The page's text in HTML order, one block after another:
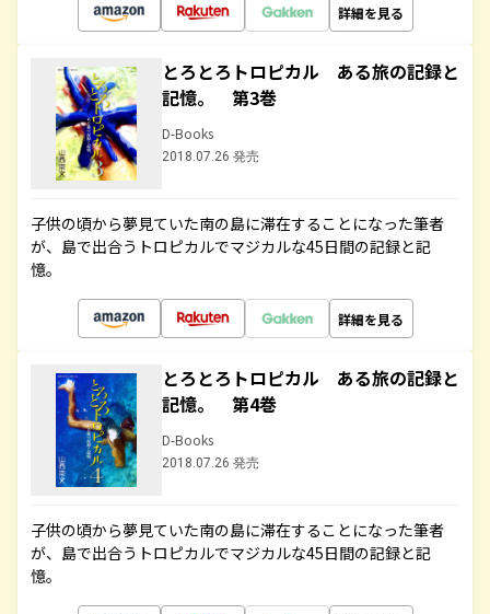
詳細を見る
とろとろトロピカル ある旅の記録と
記憶。 第3巻
D-Books
2018.07.26 発売
子供の頃から夢見ていた南の島に滞在することになった筆者
が、島で出合うトロピカルでマジカルな45日間の記録と記
憶。
詳細を見る
とろとろトロピカル ある旅の記録と
記憶。 第4巻
D-Books
2018.07.26 発売
子供の頃から夢見ていた南の島に滞在することになった筆者
が、島で出合うトロピカルでマジカルな45日間の記録と記
憶。